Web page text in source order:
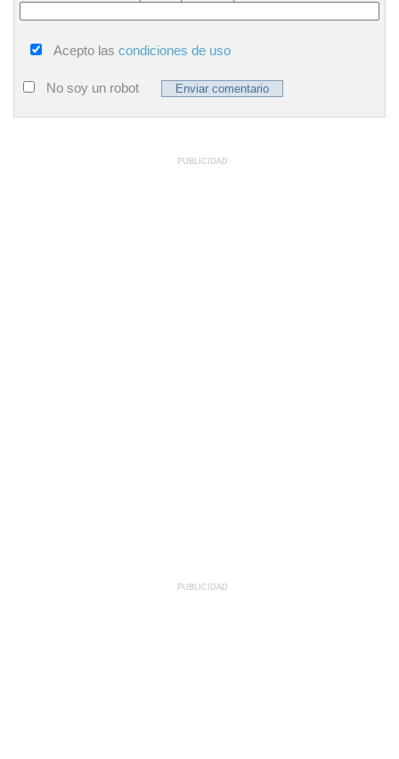
Acepto las condiciones de uso
No soy un robot
PUBLICIDAD
PUBLICIDAD